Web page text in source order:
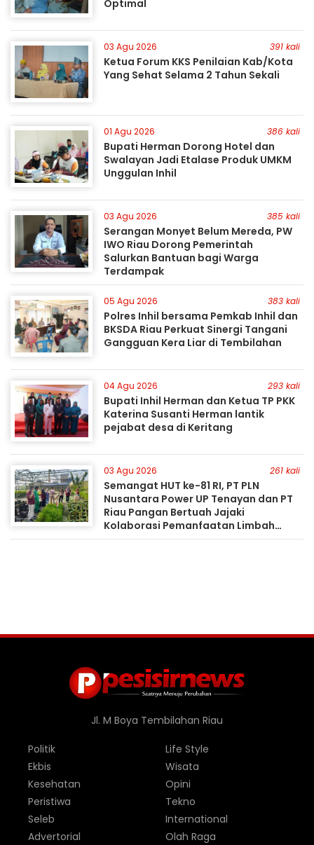
Optimal
03 Agu 2026 391 kali
Ketua Forum KKS Penilaian Kab/Kota
Yang Sehat Selama 2 Tahun Sekali
01 Agu 2026 386 kali
Bupati Herman Dorong Hotel dan
Swalayan Jadi Etalase Produk UMKM
Unggulan Inhil
03 Agu 2026 385 kali
Serangan Monyet Belum Mereda, PW
IWO Riau Dorong Pemerintah
Salurkan Bantuan bagi Warga
Terdampak
05 Agu 2026 383 kali
Polres Inhil bersama Pemkab Inhil dan
BKSDA Riau Perkuat Sinergi Tangani
Gangguan Kera Liar di Tembilahan
04 Agu 2026 293 kali
Bupati Inhil Herman dan Ketua TP PKK
Katerina Susanti Herman lantik
pejabat desa di Keritang
03 Agu 2026 261 kali
Semangat HUT ke-81 RI, PT PLN
Nusantara Power UP Tenayan dan PT
Riau Pangan Bertuah Jajaki
Kolaborasi Pemanfaatan Limbah
FABA untuk Dukung Swasembada
Jl. M Boya Tembilahan Riau
Politik
Ekbis
Kesehatan
Peristiwa
Seleb
Advertorial
Life Style
Wisata
Opini
Tekno
International
Olah Raga